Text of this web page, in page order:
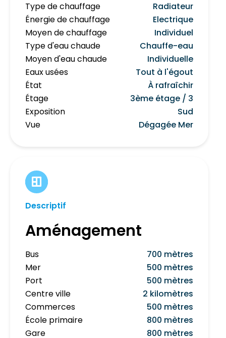
Type de chauffage
Radiateur
Énergie de chauffage
Electrique
Moyen de chauffage
Individuel
Type d'eau chaude
Chauffe-eau
Moyen d'eau chaude
Individuelle
Eaux usées
Tout à l'égout
État
À rafraîchir
Étage
3ème étage / 3
Exposition
Sud
Vue
Dégagée Mer
Descriptif
Aménagement
Bus
700 mètres
Mer
500 mètres
Port
500 mètres
Centre ville
2 kilomètres
Commerces
500 mètres
École primaire
800 mètres
Gare
800 mètres